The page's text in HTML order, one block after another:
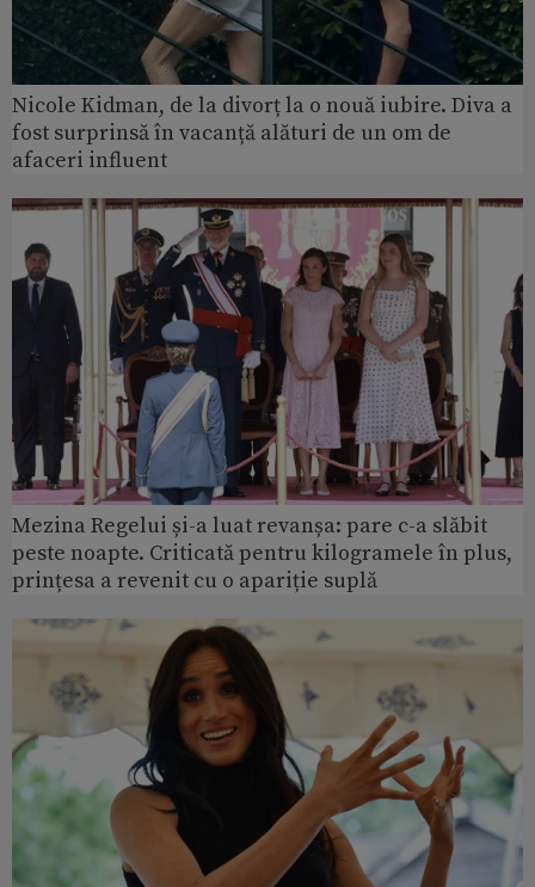
Nicole Kidman, de la divorț la o nouă iubire. Diva a
fost surprinsă în vacanță alături de un om de
afaceri influent
Mezina Regelui și-a luat revanșa: pare c-a slăbit
peste noapte. Criticată pentru kilogramele în plus,
prințesa a revenit cu o apariție suplă